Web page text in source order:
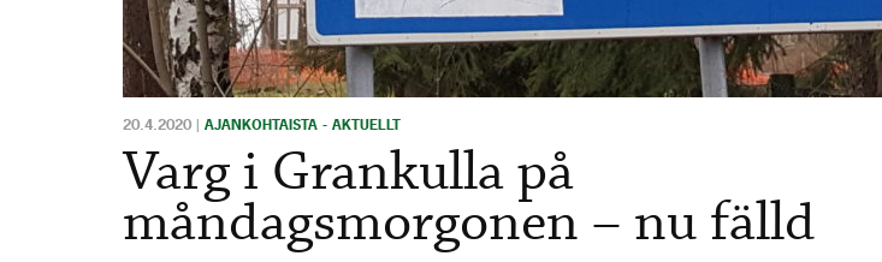
20.4.2020 | AJANKOHTAISTA - AKTUELLT
Varg i Grankulla på
måndagsmorgonen – nu fälld